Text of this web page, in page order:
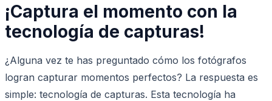
¡Captura el momento con la
tecnología de capturas!
¿Alguna vez te has preguntado cómo los fotógrafos
logran capturar momentos perfectos? La respuesta es
simple: tecnología de capturas. Esta tecnología ha